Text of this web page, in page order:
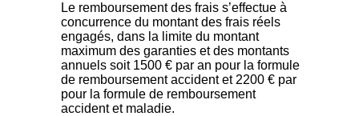
Le remboursement des frais s’effectue à
concurrence du montant des frais réels
engagés, dans la limite du montant
maximum des garanties et des montants
annuels soit 1500 € par an pour la formule
de remboursement accident et 2200 € par
pour la formule de remboursement
accident et maladie.